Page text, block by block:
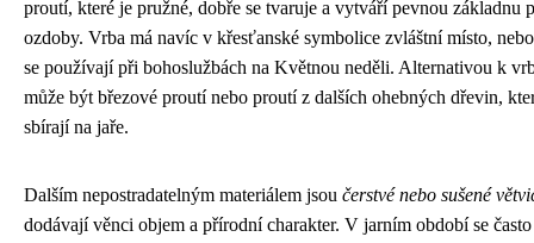
proutí, které je pružné, dobře se tvaruje a vytváří pevnou základnu
ozdoby. Vrba má navíc v křesťanské symbolice zvláštní místo,
se používají při bohoslužbách na Květnou neděli. Alternativou k
může být březové proutí nebo proutí z dalších ohebných dřevin,
sbírají na jaře.
Dalším nepostradatelným materiálem jsou čerstvé nebo sušené
dodávají věnci objem a přírodní charakter. V jarním období se